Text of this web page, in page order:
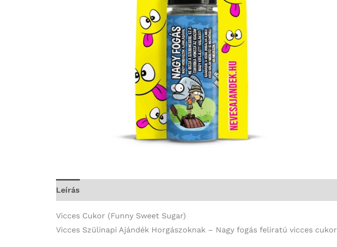
Leírás
Vicces Cukor (Funny Sweet Sugar)
Vicces Szülinapi Ajándék Horgászoknak – Nagy fogás feliratú vicces cukor